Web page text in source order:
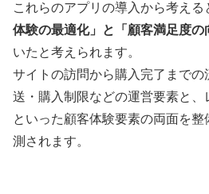
これらのアプリの導入から考える
体験の最適化」と「顧客満足度の
いたと考えられます。
サイトの訪問から購入完了まで
送・購入制限などの運営要素と
といった顧客体験要素の両面を
測されます。